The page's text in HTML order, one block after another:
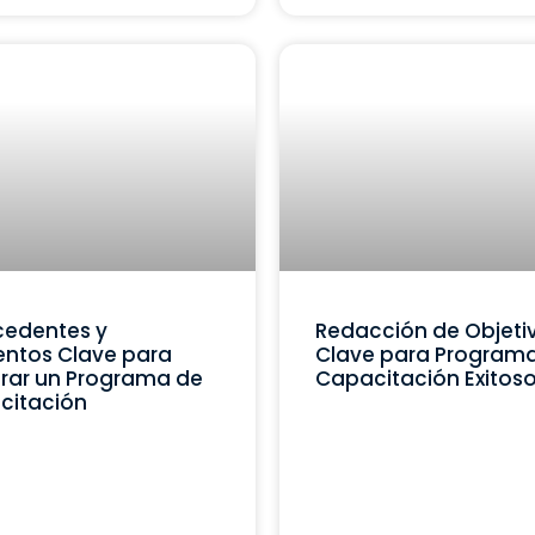
y
Clave para
un Programa de
Redacción de
Clave para
Capacitación